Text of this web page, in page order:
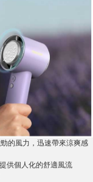
的風力，迅速帶來涼爽感
供個人化的舒適風流